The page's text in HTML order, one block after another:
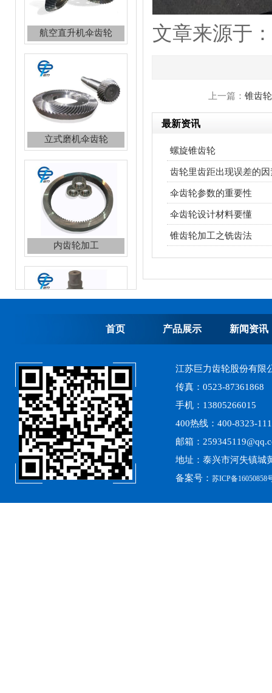
立式磨机伞齿轮
内齿轮加工
齿轮加工，加工齿轮
高精度齿轮加工
离心式选粉机锥齿轮系列
文章来源于
上一篇： 锥齿
最新资讯
螺旋锥齿轮
齿轮里齿距出现误差的因
伞齿轮参数的重要性
伞齿轮设计材料要懂
锥齿轮加工之铣齿法
首页 产品展示 新闻资讯
江苏巨力齿轮股份有限
传真：0523-87361868
手机：13805266015
400热线：400-8323-111
邮箱：
地址：泰兴市河失镇城
备案号： 苏ICP备16050858